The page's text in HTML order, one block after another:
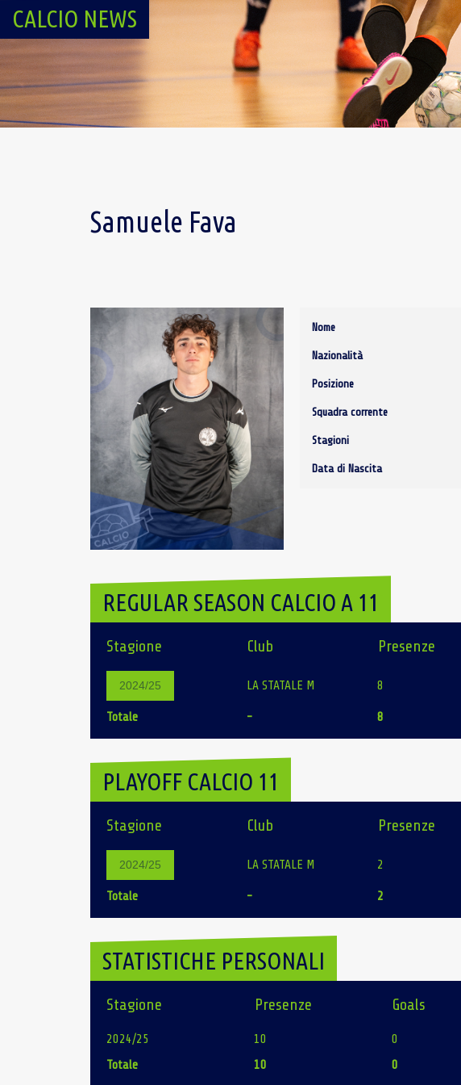
CALCIO NEWS
Samuele Fava
Nome
Nazionalità
Posizione
Squadra corrente
Stagioni
Data di Nascita
REGULAR SEASON CALCIO A 11
Stagione Club Presenze
2024/25 LA STATALE M 8
Totale - 8
PLAYOFF CALCIO 11
Stagione Club Presenze
2024/25 LA STATALE M 2
Totale - 2
STATISTICHE PERSONALI
Stagione Presenze Goals
2024/25 10 0
Totale
10 0